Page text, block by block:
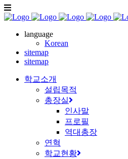
language
Korean
sitemap
sitemap
학교소개
설립목적
총장실
인사말
프로필
역대총장
연혁
학교현황